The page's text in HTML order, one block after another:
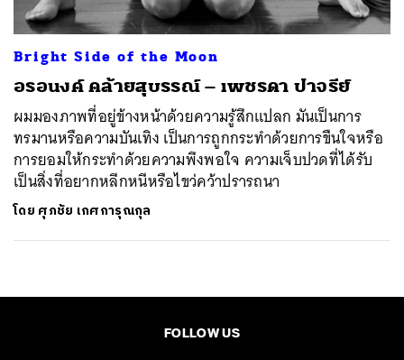
Bright Side of the Moon
อรอนงค์ คล้ายสุบรรณ์ – เพชรดา ปาจรีย์
ผมมองภาพที่อยู่ข้างหน้าด้วยความรู้สึกแปลก มันเป็นการ
ทรมานหรือความบันเทิง เป็นการถูกกระทำด้วยการขืนใจหรือ
การยอมให้กระทำด้วยความพึงพอใจ ความเจ็บปวดที่ได้รับ
เป็นสิ่งที่อยากหลีกหนีหรือไขว่คว้าปรารถนา
โดย ศุภชัย เกศการุณกุล
FOLLOW US
SHARE TWEET LINE EMAIL